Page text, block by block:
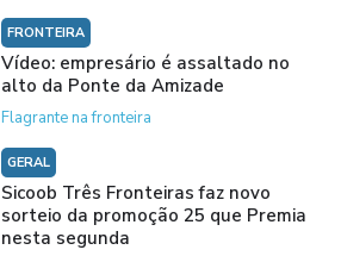
FRONTEIRA
Vídeo: empresário é assaltado no
alto da Ponte da Amizade
Flagrante na fronteira
GERAL
Sicoob Três Fronteiras faz novo
sorteio da promoção 25 que Premia
nesta segunda